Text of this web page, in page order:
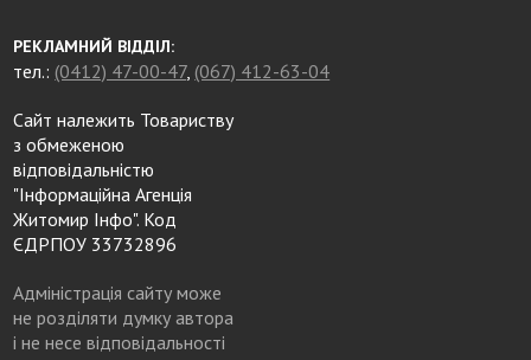
РЕКЛАМНИЙ ВІДДІЛ:
тел.: (0412) 47-00-47, (067) 412-63-04
Сайт належить Товариству
з обмеженою
відповідальністю
"Інформаційна Агенція
Житомир Інфо". Код
ЄДРПОУ 33732896
Адміністрація сайту може
не розділяти думку автора
і не несе відповідальності